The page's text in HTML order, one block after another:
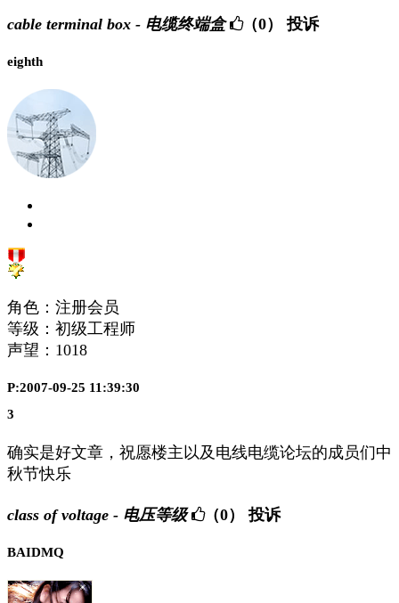
cable terminal box - 电缆终端盒 （0） 投诉
eighth
角色：注册会员
等级：初级工程师
声望： 1018
P:2007-09-25 11:39:30
3
确实是好文章，祝愿楼主以及电线电缆论坛的成员们中
秋节快乐
class of voltage - 电压等级 （0） 投诉
BAIDMQ